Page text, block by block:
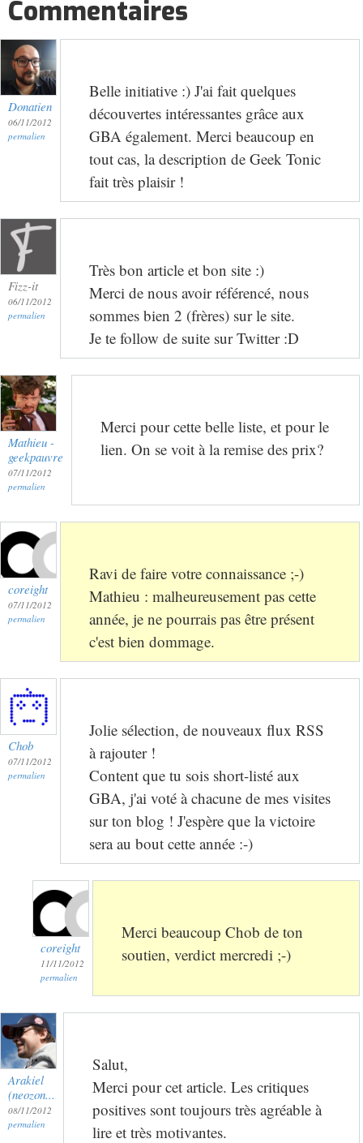
Commentaires
Donatien
06/11/2012
permalien
Belle initiative :) J'ai fait quelques
découvertes intéressantes grâce aux
GBA également. Merci beaucoup en
tout cas, la description de Geek Tonic
fait très plaisir !
Fizz-it
06/11/2012
permalien
Très bon article et bon site :)
Merci de nous avoir référencé, nous
sommes bien 2 (frères) sur le site.
Je te follow de suite sur Twitter :D
Mathieu -
geekpauvre
07/11/2012
permalien
Merci pour cette belle liste, et pour le
lien. On se voit à la remise des prix?
coreight
07/11/2012
permalien
Ravi de faire votre connaissance ;-)
Mathieu : malheureusement pas cette
année, je ne pourrais pas être présent
c'est bien dommage.
Chob
07/11/2012
permalien
Jolie sélection, de nouveaux flux RSS
à rajouter !
Content que tu sois short-listé aux
GBA, j'ai voté à chacune de mes visites
sur ton blog ! J'espère que la victoire
sera au bout cette année :-)
coreight
11/11/2012
permalien
Merci beaucoup Chob de ton
soutien, verdict mercredi ;-)
Arakiel
(neozon...
08/11/2012
permalien
Salut,
Merci pour cet article. Les critiques
positives sont toujours très agréable à
lire et très motivantes.